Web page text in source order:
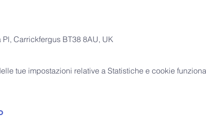
Carrickfergus BT38 8AU, UK
tue impostazioni relative a Statistiche e cookie